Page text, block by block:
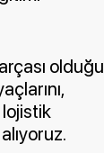
olduğu